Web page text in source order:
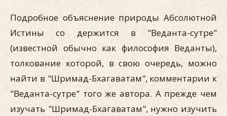
Подробное объяснение природы Абсолютной
Истины со держится в "Веданта-сутре"
(известной обычно как философия Веданты),
толкование которой, в свою очередь, можно
найти в "Шримад-Бхагаватам", комментарии к
"Веданта-сутре" того же автора. А прежде чем
изучать "Шримад-Бхагаватам", нужно изучить